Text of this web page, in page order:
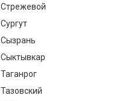
Стрежевой
Сургут
Сызрань
Сыктывкар
Таганрог
Тазовский